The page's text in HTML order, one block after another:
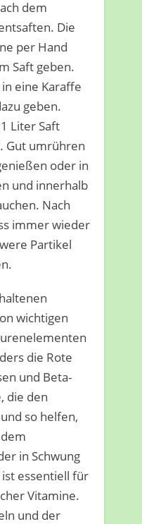
dem
Die
per Hand
Saft geben.
eine Karaffe
geben.
Liter Saft
Gut umrühren
oder in
und innerhalb
Nach
immer wieder
Partikel
wichtigen
die Rote
und Beta-
die den
so helfen,
in Schwung
essentiell für
Vitamine.
und der